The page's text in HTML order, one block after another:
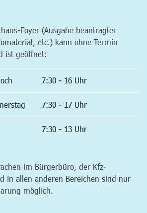
Foyer (Ausgabe beantragter
etc.) kann ohne Termin
ist geöffnet:
7:30 - 16 Uhr
7:30 - 17 Uhr
7:30 - 13 Uhr
im Bürgerbüro, der Kfz-
in allen anderen Bereichen sind nur
möglich.